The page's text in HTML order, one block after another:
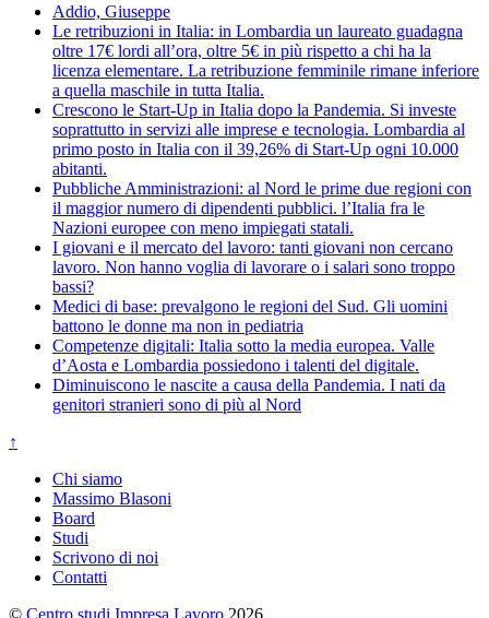
Addio, Giuseppe
Le retribuzioni in Italia: in Lombardia un laureato guadagna
oltre 17€ lordi all’ora, oltre 5€ in più rispetto a chi ha la
licenza elementare. La retribuzione femminile rimane inferiore
a quella maschile in tutta Italia.
Crescono le Start-Up in Italia dopo la Pandemia. Si investe
soprattutto in servizi alle imprese e tecnologia. Lombardia al
primo posto in Italia con il 39,26% di Start-Up ogni 10.000
abitanti.
Pubbliche Amministrazioni: al Nord le prime due regioni con
il maggior numero di dipendenti pubblici. l’Italia fra le
Nazioni europee con meno impiegati statali.
I giovani e il mercato del lavoro: tanti giovani non cercano
lavoro. Non hanno voglia di lavorare o i salari sono troppo
bassi?
Medici di base: prevalgono le regioni del Sud. Gli uomini
battono le donne ma non in pediatria
Competenze digitali: Italia sotto la media europea. Valle
d’Aosta e Lombardia possiedono i talenti del digitale.
Diminuiscono le nascite a causa della Pandemia. I nati da
genitori stranieri sono di più al Nord
↑
Chi siamo
Massimo Blasoni
Board
Studi
Scrivono di noi
Contatti
© Centro studi Impresa Lavoro 2026